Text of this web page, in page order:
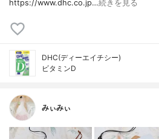
https://www.dhc.co.jp…続きを見る
DHC(ディーエイチシー)
ビタミンD
みぃみぃ